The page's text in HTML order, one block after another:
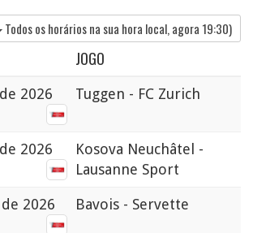
Todos os horários na sua hora local, agora 19:30)
JOGO
2026
Tuggen - FC Zurich
2026
Kosova Neuchâtel -
Lausanne Sport
2026
Bavois - Servette